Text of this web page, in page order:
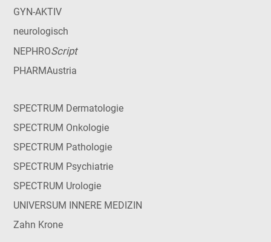
GYN-AKTIV
neurologisch
NEPHROScript
PHARMAustria
SPECTRUM Dermatologie
SPECTRUM Onkologie
SPECTRUM Pathologie
SPECTRUM Psychiatrie
SPECTRUM Urologie
UNIVERSUM INNERE MEDIZIN
Zahn Krone